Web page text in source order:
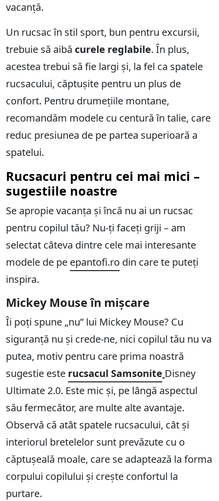
vacanță.
Un rucsac în stil sport, bun pentru excursii,
trebuie să aibă curele reglabile. În plus,
acestea trebui să fie largi și, la fel ca spatele
rucsacului, căptușite pentru un plus de
confort. Pentru drumețiile montane,
recomandăm modele cu centură în talie, care
reduc presiunea de pe partea superioară a
spatelui.
Rucsacuri pentru cei mai mici –
sugestiile noastre
Se apropie vacanța și încă nu ai un rucsac
pentru copilul tău? Nu-ți faceți griji – am
selectat câteva dintre cele mai interesante
modele de pe epantofi.ro din care te puteți
inspira.
Mickey Mouse în mișcare
Îi poți spune „nu” lui Mickey Mouse? Cu
siguranță nu și crede-ne, nici copilul tău nu va
putea, motiv pentru care prima noastră
sugestie este rucsacul Samsonite Disney
Ultimate 2.0. Este mic și, pe lângă aspectul
său fermecător, are multe alte avantaje.
Observă că atât spatele rucsacului, cât și
interiorul bretelelor sunt prevăzute cu o
căptușeală moale, care se adaptează la forma
corpului copilului și crește confortul la
purtare.